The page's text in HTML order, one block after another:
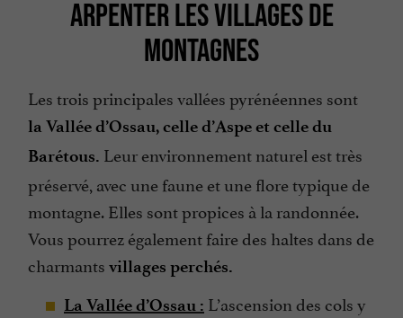
ARPENTER LES VILLAGES DE
MONTAGNES
Les trois principales vallées pyrénéennes sont
la Vallée d’Ossau, celle d’Aspe et celle du
Barétous. Leur environnement naturel est très
préservé, avec une faune et une flore typique de
montagne. Elles sont propices à la randonnée.
Vous pourrez également faire des haltes dans de
charmants villages perchés.
La Vallée d’Ossau : L’ascension des cols y